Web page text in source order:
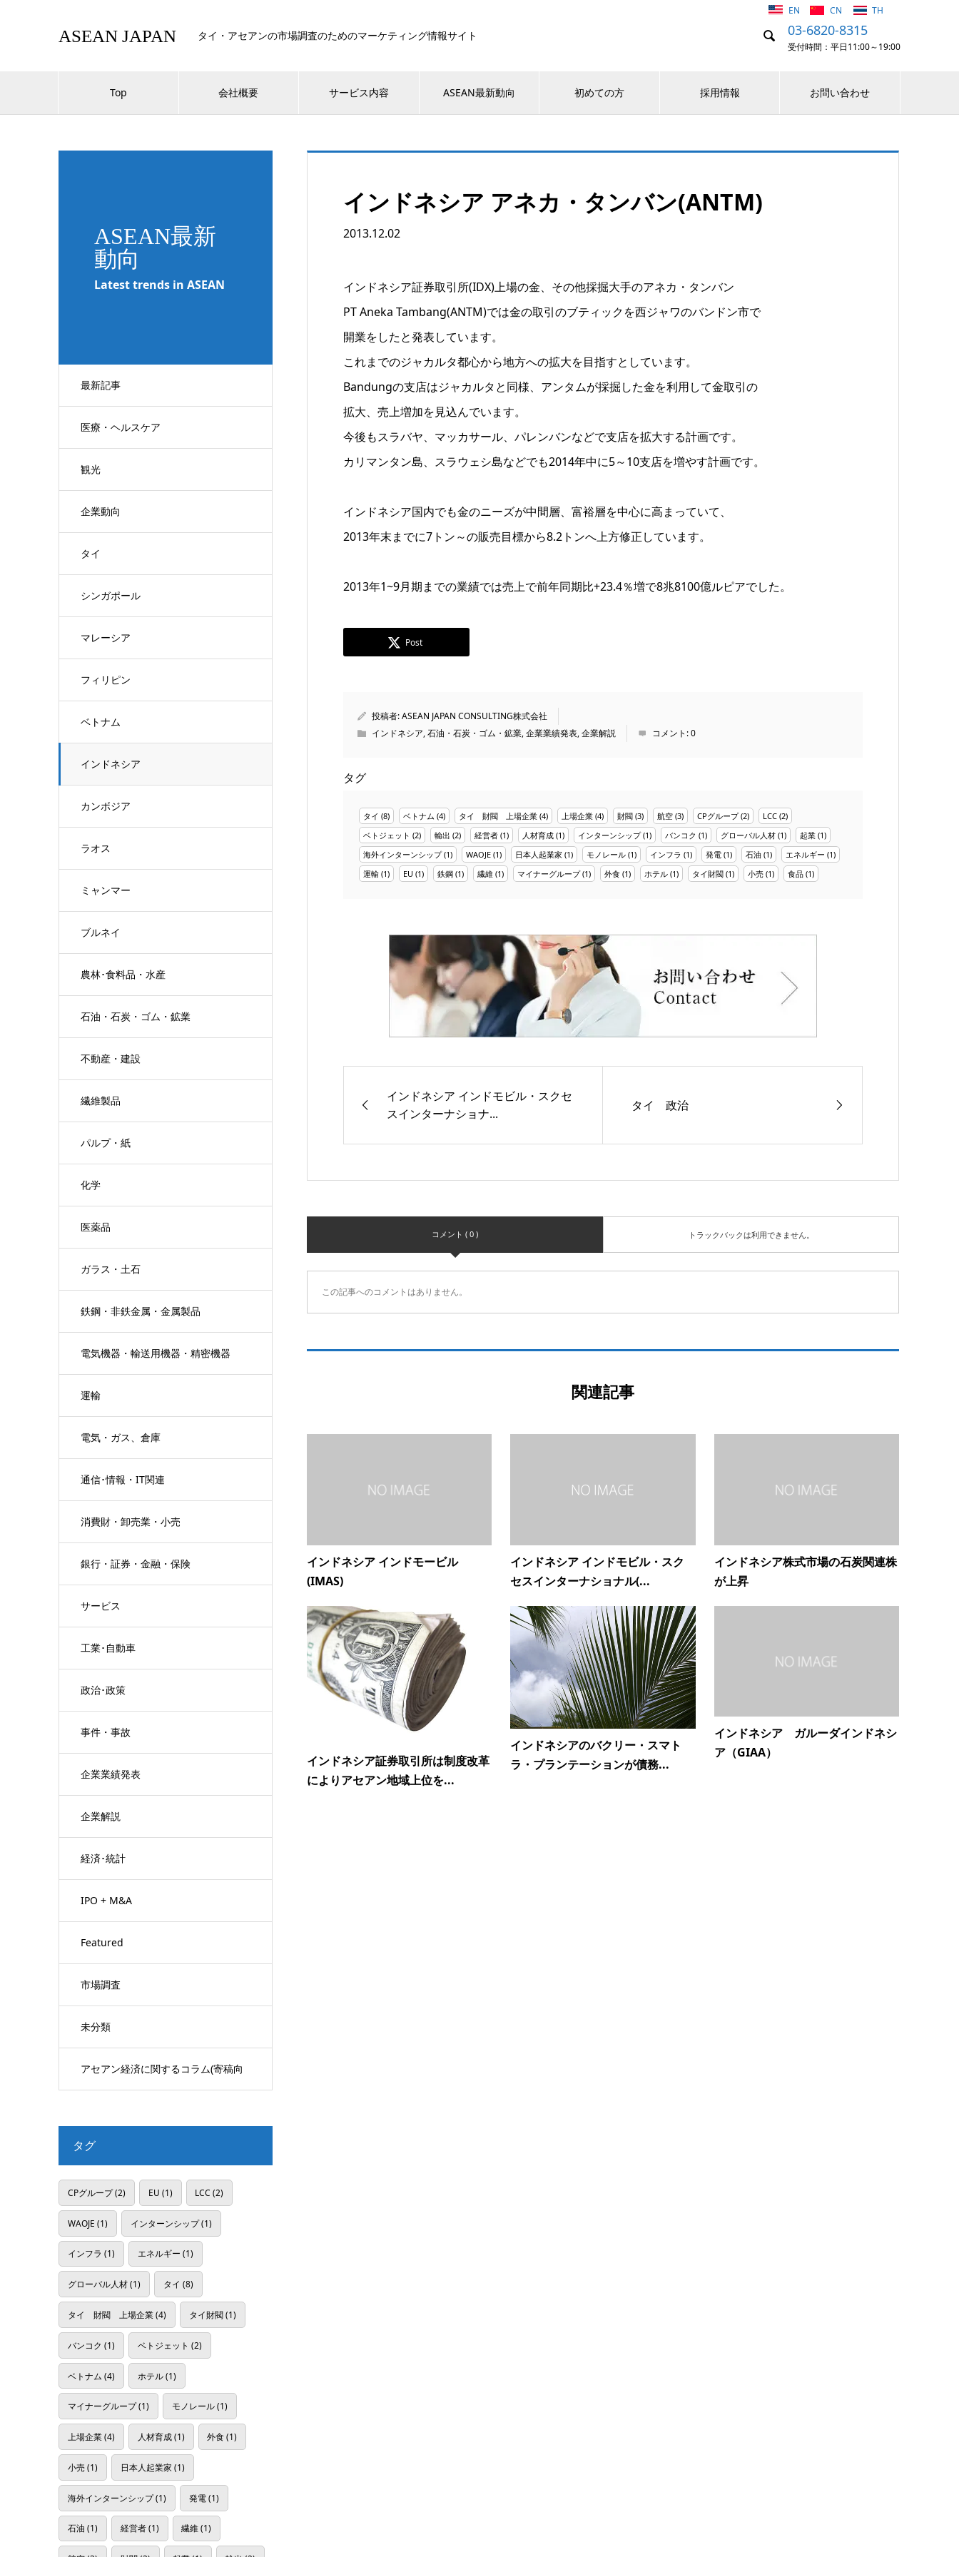
ASEAN JAPAN タイ・アセアンの市場調査のためのマーケティング情報サイト  03-6820-8315
受付時間：平日11:00～19:00
EN CN TH
Top 会社概要 サービス内容 ASEAN最新動向 初めての方 採用情報 お問い合わせ
ASEAN最新
動向
Latest trends in ASEAN
最新記事
医療・ヘルスケア
観光
企業動向
タイ
シンガポール
マレーシア
フィリピン
ベトナム
インドネシア
カンボジア
ラオス
ミャンマー
ブルネイ
農林･食料品・水産
石油・石炭・ゴム・鉱業
不動産・建設
繊維製品
パルプ・紙
化学
医薬品
ガラス・土石
鉄鋼・非鉄金属・金属製品
電気機器・輸送用機器・精密機器
運輸
電気・ガス、倉庫
通信･情報・IT関連
消費財・卸売業・小売
銀行・証券・金融・保険
サービス
工業･自動車
政治･政策
事件・事故
企業業績発表
企業解説
経済･統計
IPO + M&A
Featured
市場調査
未分類
アセアン経済に関するコラム(寄稿向
インドネシア アネカ・タンバン(ANTM)
2013.12.02
インドネシア証券取引所(IDX)上場の金、その他採掘大手のアネカ・タンバン
PT Aneka Tambang(ANTM)では金の取引のブティックを西ジャワのバンドン市で
開業をしたと発表しています。
これまでのジャカルタ都心から地方への拡大を目指すとしています。
Bandungの支店はジャカルタと同様、アンタムが採掘した金を利用して金取引の
拡大、売上増加を見込んでいます。
今後もスラバヤ、マッカサール、パレンバンなどで支店を拡大する計画です。
カリマンタン島、スラウェシ島などでも2014年中に5～10支店を増やす計画です。
インドネシア国内でも金のニーズが中間層、富裕層を中心に高まっていて、
2013年末までに7トン～の販売目標から8.2トンへ上方修正しています。
2013年1~9月期までの業績では売上で前年同期比+23.4％増で8兆8100億ルピアでした。
Post
投稿者:ASEAN JAPAN CONSULTING株式会社
インドネシア,石油・石炭・ゴム・鉱業,企業業績発表,企業解説 コメント:0
タグ
タイ (8) ベトナム (4) タイ 財閥 上場企業 (4) 上場企業 (4) 財閥 (3) 航空 (3) CPグループ(2) LCC (2)
ベトジェット (2) 輸出 (2) 経営者 (1) 人材育成 (1) インターンシップ(1) バンコク (1) グローバル人材 (1) 起業 (1)
海外インターンシップ(1) WAOJE (1) 日本人起業家 (1) モノレール (1) インフラ (1) 発電 (1) 石油 (1) エネルギー (1)
運輸 (1) EU (1) 鉄鋼 (1) 繊維 (1) マイナーグループ(1) 外食 (1) ホテル (1) タイ財閥 (1) 小売 (1) 食品 (1)
インドネシア インドモビル・スクセ
スインターナショナ...
タイ 政治
コメント ( 0 ) トラックバックは利用できません。
この記事へのコメントはありません。
関連記事
インドネシア インドモービル
(IMAS)
インドネシア インドモビル・スク
セスインターナショナル(...
インドネシア株式市場の石炭関連株
が上昇
インドネシア証券取引所は制度改革
によりアセアン地域上位を...
インドネシアのバクリー・スマト
ラ・プランテーションが債務...
インドネシア ガルーダインドネシ
ア（GIAA）
タグ
CPグループ(2) EU (1) LCC (2)
WAOJE (1) インターンシップ(1)
インフラ (1) エネルギー (1)
グローバル人材(1) タイ (8)
タイ 財閥 上場企業(4) タイ財閥(1)
バンコク (1) ベトジェット (2)
ベトナム (4) ホテル(1)
マイナーグループ(1) モノレール(1)
上場企業(4) 人材育成(1) 外食(1)
小売(1) 日本人起業家 (1)
海外インターンシップ(1) 発電(1)
石油 (1) 経営者(1) 繊維(1)